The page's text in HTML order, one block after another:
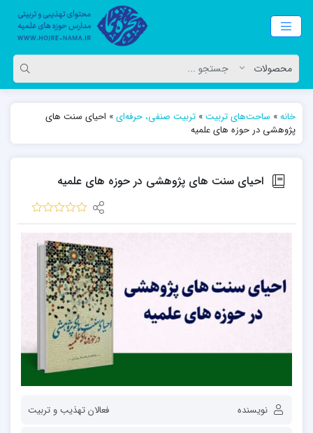
خانه» ساحت‌های تربیت» تربیت صنفی، حرفه‌ای» احیای سنت های
پژوهشی در حوزه های علمیه
احیای سنت های پژوهشی در حوزه های علمیه
نویسنده فعالان تهذیب و تربیت